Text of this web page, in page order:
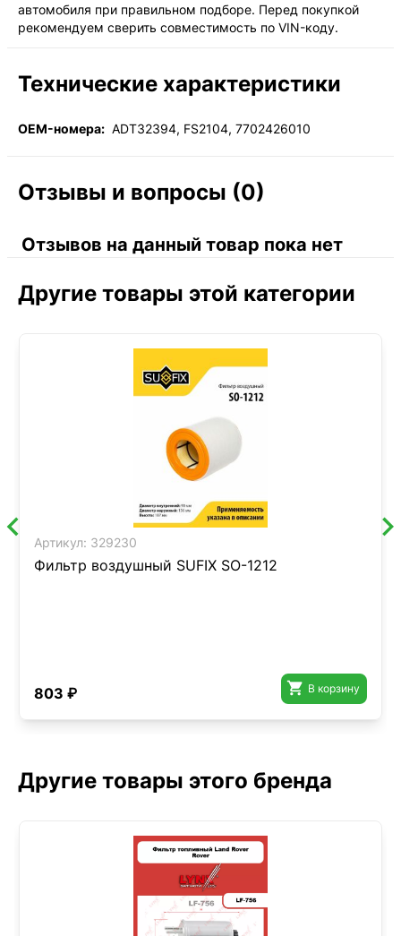
автомобиля при правильном подборе. Перед покупкой
рекомендуем сверить совместимость по VIN-коду.
Технические характеристики
OEM-номера: ADT32394, FS2104, 7702426010
Отзывы и вопросы (0)
Отзывов на данный товар пока нет
Другие товары этой категории
Артикул: 329230
Фильтр воздушный SUFIX SO-1212
803 ₽  В корзину
Другие товары этого бренда